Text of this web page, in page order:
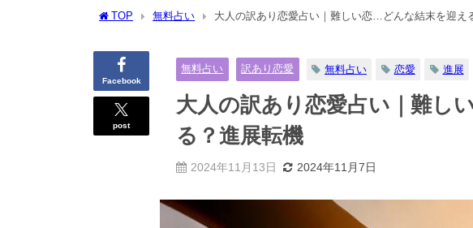
TOP 無料占い 大人の訳あり恋愛占い｜難しい恋…どんな結末を迎え
Facebook
post
無料占い 訳あり恋愛 無料占い 恋愛 進展
大人の訳あり恋愛占い｜難し
る？進展転機
2024年11月13日 2024年11月7日